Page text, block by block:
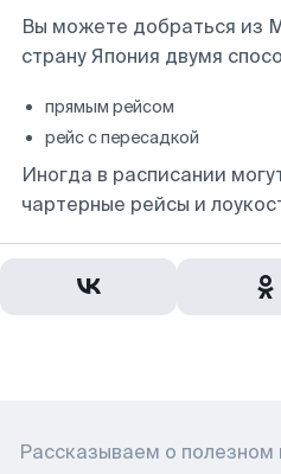
Вы можете добраться из
страну Япония двумя
прямым рейсом
рейс с пересадкой
Иногда в расписании
чартерные рейсы и
Рассказываем о полезном